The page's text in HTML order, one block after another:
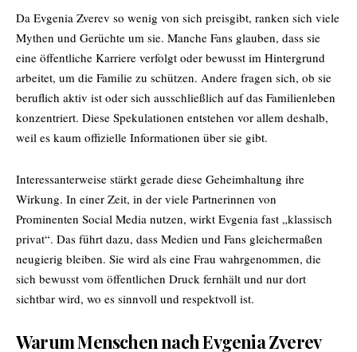
Da Evgenia Zverev so wenig von sich preisgibt, ranken sich viele
Mythen und Gerüchte um sie. Manche Fans glauben, dass sie
eine öffentliche Karriere verfolgt oder bewusst im Hintergrund
arbeitet, um die Familie zu schützen. Andere fragen sich, ob sie
beruflich aktiv ist oder sich ausschließlich auf das Familienleben
konzentriert. Diese Spekulationen entstehen vor allem deshalb,
weil es kaum offizielle Informationen über sie gibt.
Interessanterweise stärkt gerade diese Geheimhaltung ihre
Wirkung. In einer Zeit, in der viele Partnerinnen von
Prominenten Social Media nutzen, wirkt Evgenia fast „klassisch
privat“. Das führt dazu, dass Medien und Fans gleichermaßen
neugierig bleiben. Sie wird als eine Frau wahrgenommen, die
sich bewusst vom öffentlichen Druck fernhält und nur dort
sichtbar wird, wo es sinnvoll und respektvoll ist.
Warum Menschen nach Evgenia Zverev